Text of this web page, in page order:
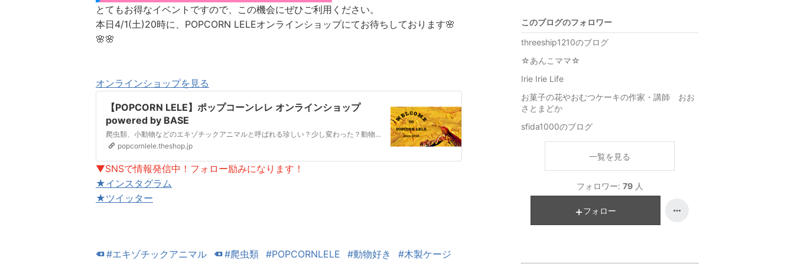
とてもお得なイベントですので、この機会にぜひご利用ください。
本日4/1(土)20時に、POPCORN LELEオンラインショップにてお待ちしております🌸
🌸🌸
オンラインショップを見る
【POPCORN LELE】ポップコーンレレ オンラインショップ
powered by BASE
爬虫類、小動物などのエキゾチックアニマルと呼ばれる珍しい？少し変わった？動物好きな夫婦が提案するコンセプトショップ【POPCORN LELE】です。たくさんの動物たちと一緒に運営しております。オリジナル飼育用品をはじめ、『エキゾチックアニマルとのLIFE STYLE』をテーマにセレクトしたアイテムを販売しております。当店の名前にもなっているPOPCORN L…
popcornlele.theshop.jp
▼SNSで情報発信中！フォロー励みになります！
★インスタグラム
★ツイッター
#エキゾチックアニマル #爬虫類 #POPCORNLELE #動物好き #木製ケージ
このブログのフォロワー
threeship1210のブログ
☆あんこママ☆
Irie Irie Life
お菓子の花やおむつケーキの作家・講師 おお
さとまどか
sfida1000のブログ
一覧を見る
フォロワー: 79 人
フォロー